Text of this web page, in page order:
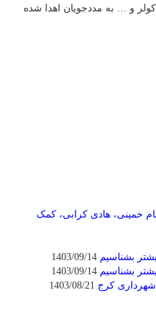
و … به مددجویان اهدا شده
خمینی، هادی کرابی، کمک
بشناسیم
بشناسیم
کرج